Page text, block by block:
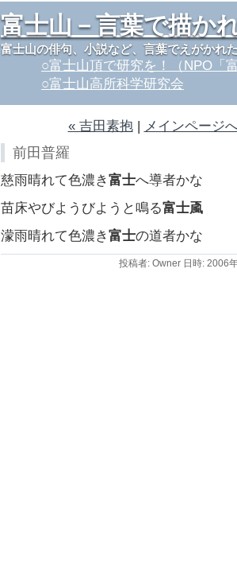
富士山－言葉で描か
富士山の俳句、小説など、言葉でえがかれ
○富士山頂で研究を！（NPO「
○富士山高所科学研究会
« 吉田素抱| メインページ
前田普羅
慈雨晴れて色濃き富士へ導者かな
苗床やびようびようと鳴る富士颪
濛雨晴れて色濃き富士の道者かな
投稿者: Owner 日時: 2006